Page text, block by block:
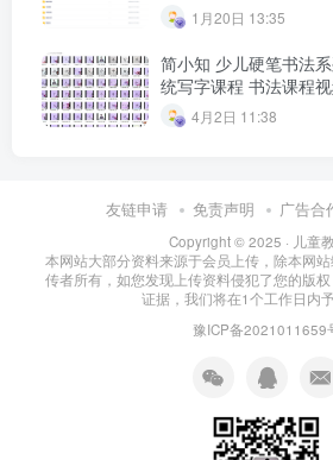
1月20日 13:35
简小知 少儿硬笔书法
统写字课程 书法课程
4月2日 11:38
友链申请 免责声明 广告合
Copyright © 2025 · 儿童
本网站大部分资料来源于会员上传，除本网
传者所有，如您发现上传资料侵犯了您的版
证据，我们将在1个工作日内予
豫ICP备2021011659